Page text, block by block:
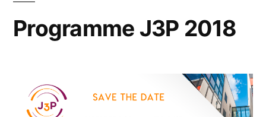
Programme J3P 2018